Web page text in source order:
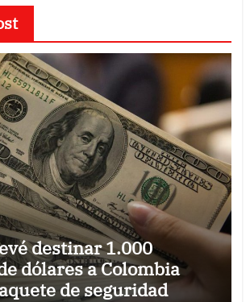
destinar 1.000
dólares a Colombia
de seguridad